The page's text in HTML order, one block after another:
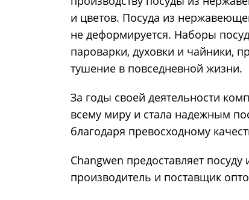
и цветов. Посуда из
не деформируется. Наборы
пароварки, духовки и чайники,
тушение в повседневной жизни.
За годы своей деятельности
всему миру и стала надежным
благодаря превосходному
Changwen предоставляет
производитель и поставщик